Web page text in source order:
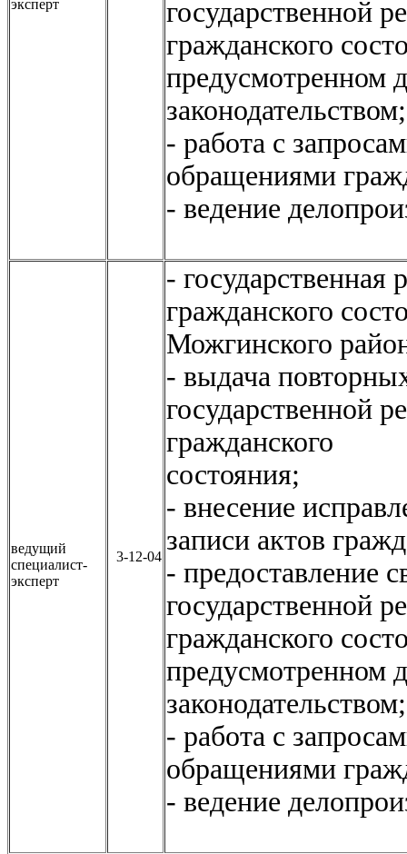
эксперт
государственной
гражданского
предусмотренном
- работа с
обращениями
- ведение
ведущий
специалист-
эксперт
3-12-04
- государственная
гражданского
- выдача
государственной
гражданского
- внесение
записи актов
- предоставление
государственной
гражданского
предусмотренном
- работа с
обращениями
- ведение